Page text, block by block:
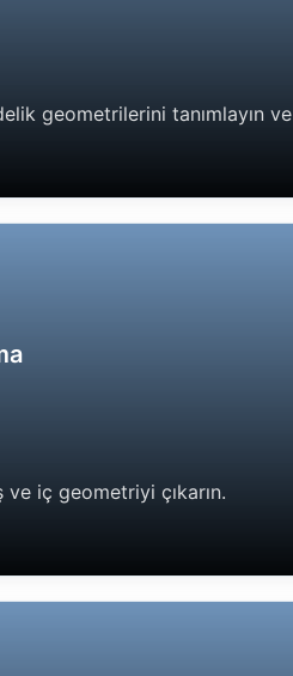
geometrilerini tanımlayın ve
iç geometriyi çıkarın.